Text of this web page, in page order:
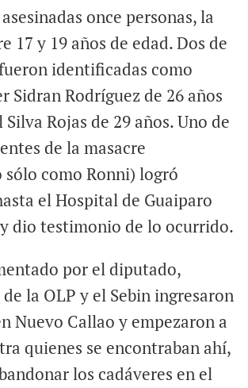
once personas, la
17 y 19 años de edad. Dos de
identificadas como
Sidran Rodríguez de 26 años
Silva Rojas de 29 años. Uno de
de la masacre
como Ronni) logró
el Hospital de Guaiparo
dio testimonio de lo ocurrido.
por el diputado,
la OLP y el Sebin ingresaron
Nuevo Callao y empezaron a
quienes se encontraban ahí,
los cadáveres en el